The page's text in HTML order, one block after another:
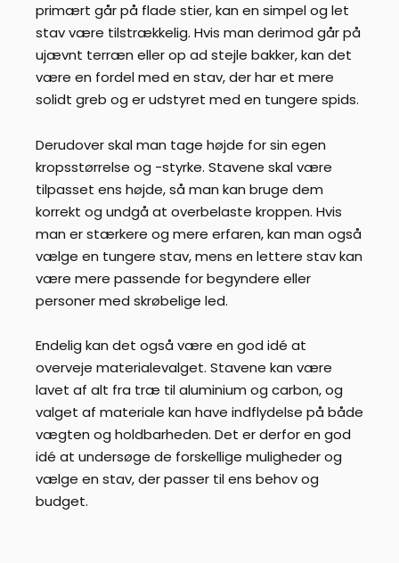
primært går på flade stier, kan en simpel og let
stav være tilstrækkelig. Hvis man derimod går på
ujævnt terræn eller op ad stejle bakker, kan det
være en fordel med en stav, der har et mere
solidt greb og er udstyret med en tungere spids.
Derudover skal man tage højde for sin egen
kropsstørrelse og -styrke. Stavene skal være
tilpasset ens højde, så man kan bruge dem
korrekt og undgå at overbelaste kroppen. Hvis
man er stærkere og mere erfaren, kan man også
vælge en tungere stav, mens en lettere stav kan
være mere passende for begyndere eller
personer med skrøbelige led.
Endelig kan det også være en god idé at
overveje materialevalget. Stavene kan være
lavet af alt fra træ til aluminium og carbon, og
valget af materiale kan have indflydelse på både
vægten og holdbarheden. Det er derfor en god
idé at undersøge de forskellige muligheder og
vælge en stav, der passer til ens behov og
budget.